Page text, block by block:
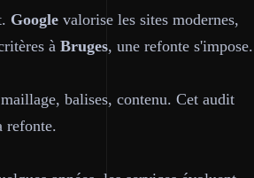
Google valorise les sites modernes,
à Bruges, une refonte s'impose.
balises, contenu. Cet audit
refonte.